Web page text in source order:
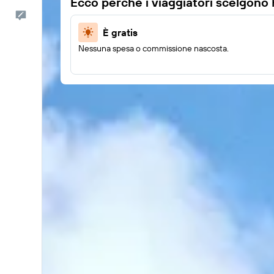
Commenti
È gratis
Nessuna spesa o commissione nascosta.